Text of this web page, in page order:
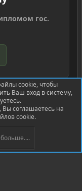
гос.
XenForo Ltd.
cookie, чтобы
Ваш вход в систему,
Вы соглашаетесь на
cookie.